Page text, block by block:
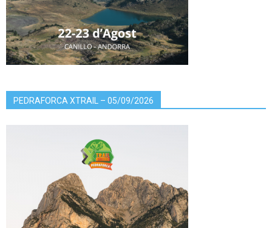
PEDRAFORCA XTRAIL – 05/09/2026